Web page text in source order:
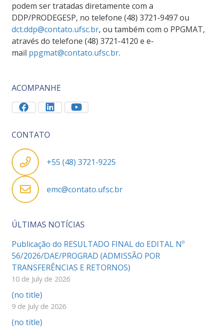
podem ser tratadas diretamente com a
DDP/PRODEGESP, no telefone (48) 3721-9497 ou
dct.ddp@contato.ufsc.br, ou também com o PPGMAT,
através do telefone (48) 3721-4120 e e-
mail ppgmat@contato.ufsc.br.
ACOMPANHE
CONTATO
+55 (48) 3721-9225
emc@contato.ufsc.br
ÚLTIMAS NOTÍCIAS
Publicação do RESULTADO FINAL do EDITAL Nº
56/2026/DAE/PROGRAD (ADMISSÃO POR
TRANSFERÊNCIAS E RETORNOS)
10 de July de 2026
(no title)
9 de July de 2026
(no title)